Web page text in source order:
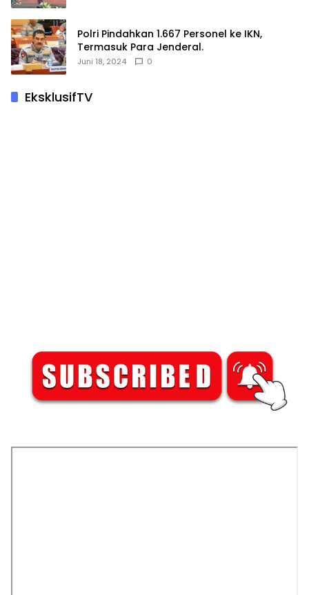
Polri Pindahkan 1.667 Personel ke IKN,
Termasuk Para Jenderal.
Juni 18, 2024 0
EksklusifTV